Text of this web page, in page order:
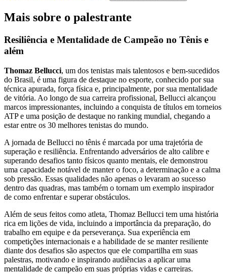
Mais sobre o palestrante
Resiliência e Mentalidade de Campeão no Tênis e
além
Thomaz Bellucci, um dos tenistas mais talentosos e bem-sucedidos
do Brasil, é uma figura de destaque no esporte, conhecido por sua
técnica apurada, força física e, principalmente, por sua mentalidade
de vitória. Ao longo de sua carreira profissional, Bellucci alcançou
marcos impressionantes, incluindo a conquista de títulos em torneios
ATP e uma posição de destaque no ranking mundial, chegando a
estar entre os 30 melhores tenistas do mundo.
A jornada de Bellucci no tênis é marcada por uma trajetória de
superação e resiliência. Enfrentando adversários de alto calibre e
superando desafios tanto físicos quanto mentais, ele demonstrou
uma capacidade notável de manter o foco, a determinação e a calma
sob pressão. Essas qualidades não apenas o levaram ao sucesso
dentro das quadras, mas também o tornam um exemplo inspirador
de como enfrentar e superar obstáculos.
Além de seus feitos como atleta, Thomaz Bellucci tem uma história
rica em lições de vida, incluindo a importância da preparação, do
trabalho em equipe e da perseverança. Sua experiência em
competições internacionais e a habilidade de se manter resiliente
diante dos desafios são aspectos que ele compartilha em suas
palestras, motivando e inspirando audiências a aplicar uma
mentalidade de campeão em suas próprias vidas e carreiras.